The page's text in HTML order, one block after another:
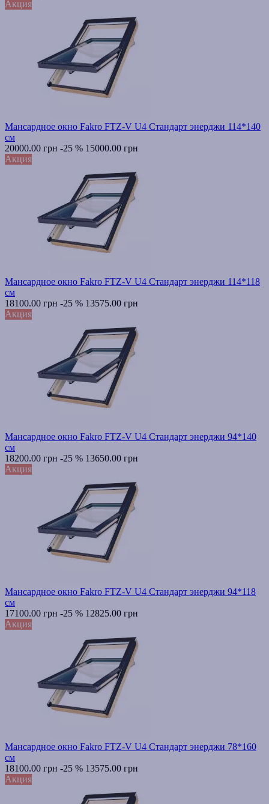
Акция
Мансардное окно Fakro FTZ-V U4 Стандарт энерджи 114*140
см
20000.00 грн -25 % 15000.00 грн
Акция
Мансардное окно Fakro FTZ-V U4 Стандарт энерджи 114*118
см
18100.00 грн -25 % 13575.00 грн
Акция
Мансардное окно Fakro FTZ-V U4 Стандарт энерджи 94*140
см
18200.00 грн -25 % 13650.00 грн
Акция
Мансардное окно Fakro FTZ-V U4 Стандарт энерджи 94*118
см
17100.00 грн -25 % 12825.00 грн
Акция
Мансардное окно Fakro FTZ-V U4 Стандарт энерджи 78*160
см
18100.00 грн -25 % 13575.00 грн
Акция